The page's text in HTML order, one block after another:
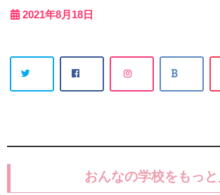
2021年8月18日
おんなの学校をもっと